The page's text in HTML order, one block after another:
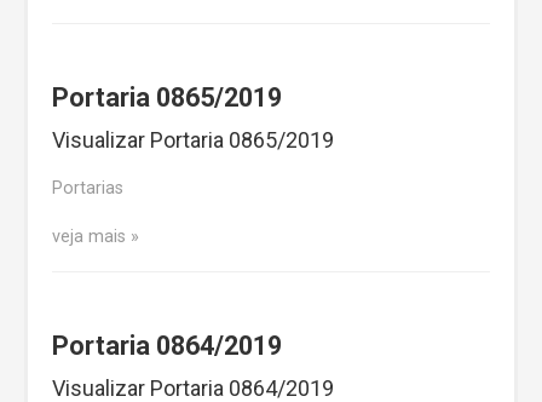
Portaria 0865/2019
Visualizar Portaria 0865/2019
Portarias
veja mais
Portaria 0864/2019
Visualizar Portaria 0864/2019